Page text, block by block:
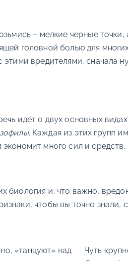
– мелкие черные
головной болью для
вредителями, сначала
идёт о двух основных
. Каждая из этих групп
много сил и средств.
биология и, что важно,
чтобы вы точно знали,
«танцуют» над
Чуть